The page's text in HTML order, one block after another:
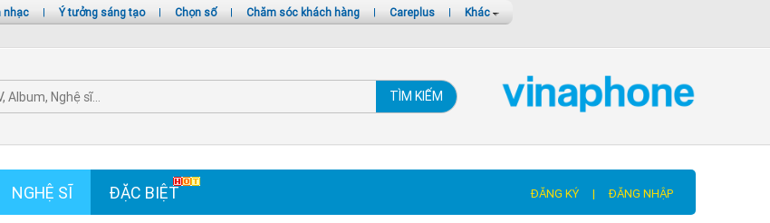
nhạc | Ý tưởng sáng tạo | Chọn số | Chăm sóc khách hàng | Careplus | Khác
TÌM KIẾM
NGHỆ SĨ ĐẶC BIỆT ĐĂNG KÝ | ĐĂNG NHẬP